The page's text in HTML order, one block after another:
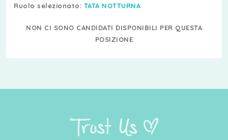
Ruolo selezionato: TATA NOTTURNA
NON CI SONO CANDIDATI DISPONIBILI PER QUESTA
POSIZIONE